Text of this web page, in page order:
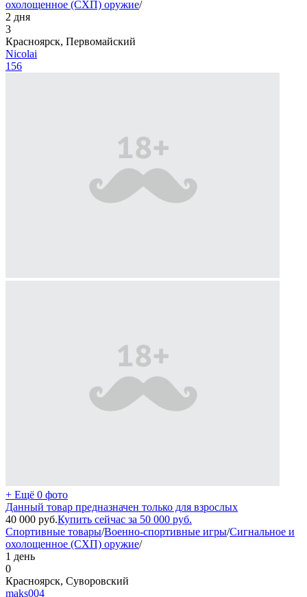
охолощенное (СХП) оружие/
2 дня
3
Красноярск, Первомайский
Nicolai
156
+ Ещё 0 фото
Данный товар предназначен только для взрослых
40 000 руб.Купить сейчас за 50 000 руб.
Спортивные товары/Военно-спортивные игры/Сигнальное и
охолощенное (СХП) оружие/
1 день
0
Красноярск, Суворовский
maks004